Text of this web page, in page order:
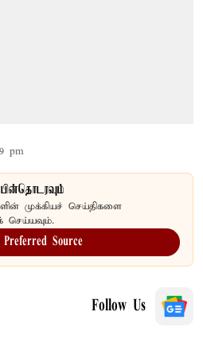
pm
முக்கியச் செய்திகளை
செய்யவும்.
Source
Follow Us